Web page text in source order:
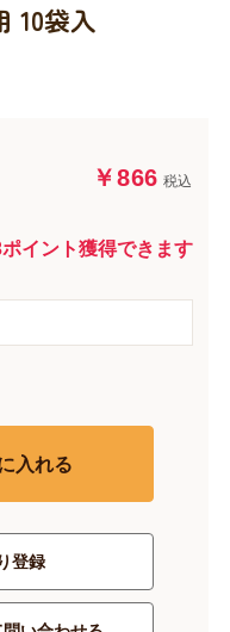
10袋入
￥866 税込
イント獲得できます
入れる
登録